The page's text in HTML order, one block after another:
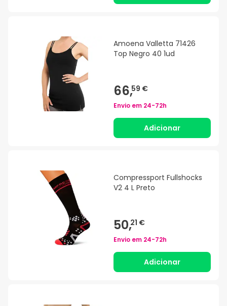
Amoena Valletta 71426
Top Negro 40 1ud
66,59 €
Envio em 24-72h
Adicionar
Compressport Fullshocks
V2 4 L Preto
50,21 €
Envio em 24-72h
Adicionar